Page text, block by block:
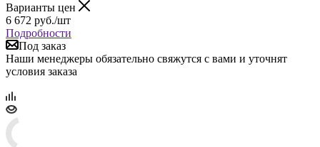
Варианты цен
6 672 руб./шт
Подробности
Под заказ
Наши менеджеры обязательно свяжутся с вами и уточнят
условия заказа